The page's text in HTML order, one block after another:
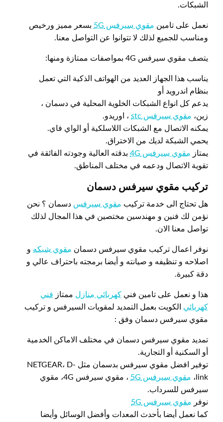
الشبكات.
نعمل على تامين مقوي سيرفس 5G
بسعر مميز ورخيص
ومناسب للجميع لذلك لا تتوانوا عن التواصل معنا.
يتصف مقوي سيرفس 4G بمواصفات ممتازة ومنها:
يناسب هذا الجهاز العديد من الهواتف الذكية التي تعمل
بنظام اندرويد أو
يدعم كل انواع الشبكات الخلوية المحلية في دسمان ،
زين، مقوي سيرفس stc
، اوريدو.
يمكنه الاتصال مع الشبكات اللاسلكية أو الواي فاي.
يحمي الشبكة لديك من الاختراق.
يمتاز مقوي سيرفس 4G
بدقته العالية وجودته الفائقة في
تقوية الاتصال ودعمه في مختلف المناطق.
تركيب مقوي سيرفس دسمان
هل تحتاج الى خدمة تركيب مقوي سيرفس دسمان ؟ نحن
نؤمن لك فنين و مهندسين مختصين في هذا المجال لذلك
تواصل معنا الان.
نوفر اعمال تركيب مقوي سيرفس دسمان مقوي شبكه و
اصلاحه و تنظيفه و صيانته و أيضا برمجته باحتراف عالي و
دقة كبيرة.
هذا و نعمل على تامين فني كهربائي منازل ممتاز فني
كهربائي الكويت بعمل التمديد لمقويات السيرفس و تركيب
مقوي سيرفس دسمان وفق :
تمديد مقوي سيرفس دسمان في مختلف الاماكن الخدمية
أو السكنية أو التجارية.
توفير افضل مقوي سيرفس بدسمان مثل NETGEAR، D-
link،
مقوي سيرفس 5G
، مقوي سيرفس 4G، مقوي
سيرفس للسرداب.
نوفر مقوي سيرفس 5G
كما نعمل أيضا بأحدث المعدات وأفضل الوسائل وأيضا